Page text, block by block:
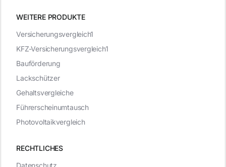
WEITERE PRODUKTE
RECHTLICHES
Datenschutz
Versicherungsvergleich1
KFZ-Versicherungsvergleich1
Bauförderung
Lackschützer
Gehaltsvergleiche
Führerscheinumtausch
Photovoltaikvergleich